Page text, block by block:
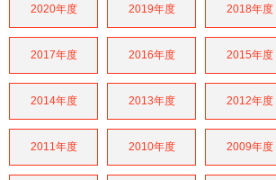
2020年度 2019年度 2018年度
2017年度 2016年度 2015年度
2014年度 2013年度 2012年度
2011年度 2010年度 2009年度